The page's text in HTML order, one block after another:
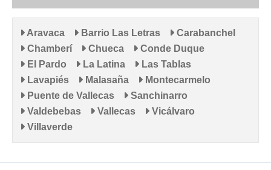
Aravaca Barrio Las Letras
Carabanchel
Chamberí
Chueca
Conde Duque
El Pardo
La Latina
Las Tablas
Lavapiés
Malasaña
Montecarmelo
Puente de Vallecas
Sanchinarro
Valdebebas
Vallecas
Vicálvaro
Villaverde